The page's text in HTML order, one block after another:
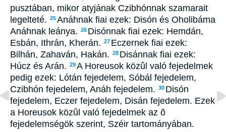
pusztában, mikor atyjának Czibhónnak szamarait
legelteté. 25Anáhnak fiai ezek: Disón és Oholibáma
Anáhnak leánya. 26 Disónnak fiai ezek: Hemdán,
Esbán, Ithrán, Kherán. 27 Eczernek fiai ezek:
Bilhán, Zahaván, Hakán. 28 Disánnak fiai ezek:
Húcz és Arán. 29A Horeusok közûl való fejedelmek
pedig ezek: Lótán fejedelem, Sóbál fejedelem,
Czibhón fejedelem, Anáh fejedelem. 30 Disón
fejedelem, Eczer fejedelem, Disán fejedelem. Ezek
a Horeusok közûl való fejedelmek az õ
fejedelemségök szerint, Széir tartományában.